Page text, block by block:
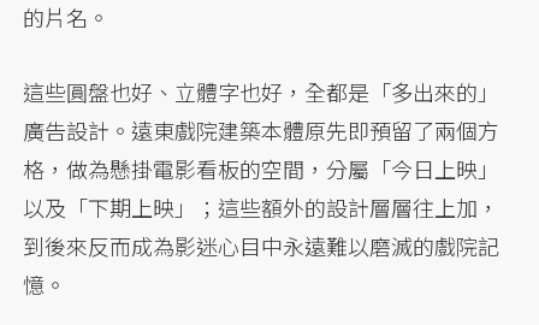
的片名。
這些圓盤也好、立體字也好，全都是「多出來的」
廣告設計。遠東戲院建築本體原先即預留了兩個方
格，做為懸掛電影看板的空間，分屬「今日上映」
以及「下期上映」；這些額外的設計層層往上加，
到後來反而成為影迷心目中永遠難以磨滅的戲院記
憶。